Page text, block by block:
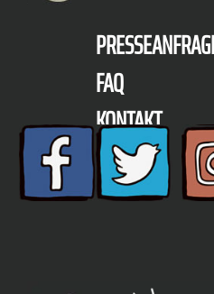
FAQ
KONTAKT
TELEFON